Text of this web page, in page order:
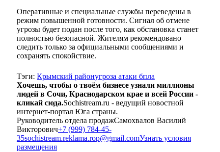
Оперативные и специальные службы переведены в
режим повышенной готовности. Сигнал об отмене
угрозы будет подан после того, как обстановка станет
полностью безопасной. Жителям рекомендовано
следить только за официальными сообщениями и
сохранять спокойствие.
Тэги: Крымский районугроза атаки бпла
Хочешь, чтобы о твоём бизнесе узнали миллионы
людей в Сочи, Краснодарском крае и всей России -
кликай сюда.Sochistream.ru - ведущий новостной
интернет-портал Юга страны.
Руководитель отдела продажСамохвалов Василий
Викторович+7 (999) 784-45-
35sochistream.reklama.rop@gmail.comУзнать условия
размещения